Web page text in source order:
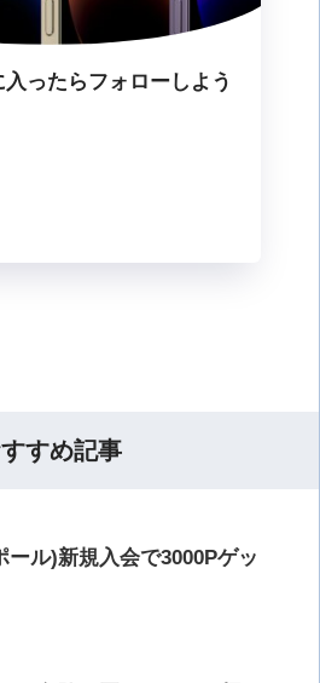
ったらフォローしよう
すめ記事
ール)新規入会で3000Pゲッ